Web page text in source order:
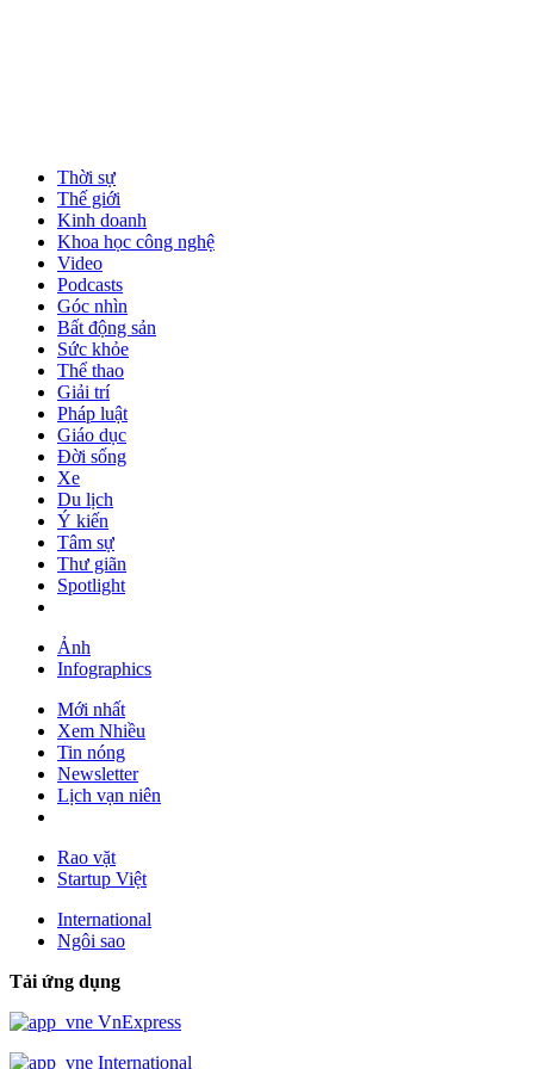
Thời sự
Thế giới
Kinh doanh
Khoa học công nghệ
Video
Podcasts
Góc nhìn
Bất động sản
Sức khỏe
Thể thao
Giải trí
Pháp luật
Giáo dục
Đời sống
Xe
Du lịch
Ý kiến
Tâm sự
Thư giãn
Spotlight
Ảnh
Infographics
Mới nhất
Xem Nhiều
Tin nóng
Newsletter
Lịch vạn niên
Rao vặt
Startup Việt
International
Ngôi sao
Tải ứng dụng
VnExpress
International